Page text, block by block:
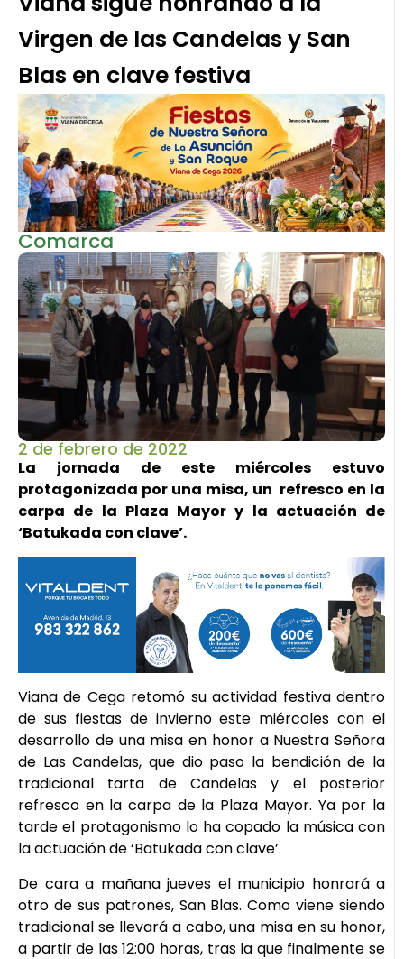
Virgen de las Candelas y San
Blas en clave festiva
Comarca
2 de febrero de 2022
La jornada de este miércoles estuvo
protagonizada por una misa, un refresco en la
carpa de la Plaza Mayor y la actuación de
‘Batukada con clave’.
Viana de Cega retomó su actividad festiva dentro
de sus fiestas de invierno este miércoles con el
desarrollo de una misa en honor a Nuestra Señora
de Las Candelas, que dio paso la bendición de la
tradicional tarta de Candelas y el posterior
refresco en la carpa de la Plaza Mayor. Ya por la
tarde el protagonismo lo ha copado la música con
la actuación de ‘Batukada con clave’.
De cara a mañana jueves el municipio honrará a
otro de sus patrones, San Blas. Como viene siendo
tradicional se llevará a cabo, una misa en su honor,
a partir de las 12:00 horas, tras la que finalmente se